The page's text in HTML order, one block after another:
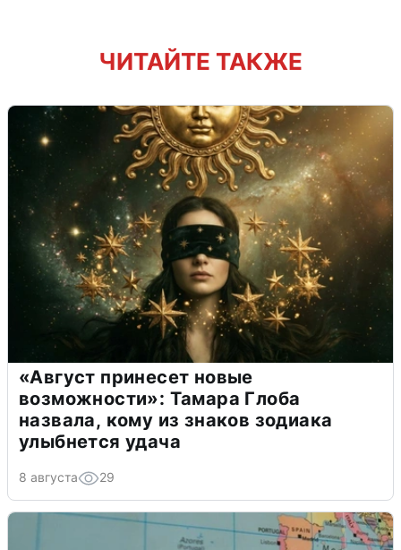
ЧИТАЙТЕ ТАКЖЕ
«Август принесет новые
возможности»: Тамара Глоба
назвала, кому из знаков зодиака
улыбнется удача
8 августа 29